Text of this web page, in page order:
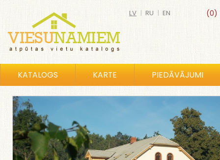
(0)
LV | RU | EN
KATALOGS KARTE PIEDĀVĀJUMI